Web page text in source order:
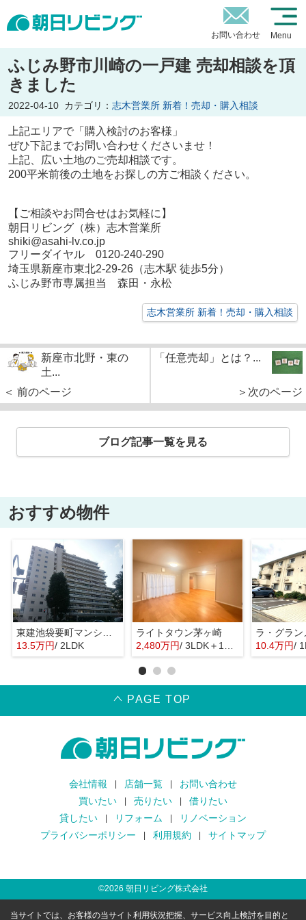
お問い合わせ Menu
ふじみ野市川崎の一戸建 売却相談を頂
きました
2022-04-10 カテゴリ： 志木営業所 新着！売却・購入相談
上記エリアで「購入検討のお客様」
ぜひ下記までお問い合わせくださいませ！
上記、広い土地のご売却相談です。
200平米前後の土地をお探しの方ご相談ください。
【ご相談やお問合せはお気軽に】
朝日リビング（株）志木営業所
shiki@asahi-lv.co.jp
フリーダイヤル 0120-240-290
埼玉県新座市東北2-29-26（志木駅 徒歩5分）
ふじみ野市専属担当 森田・永松
志木営業所 新着！売却・購入相談
新座市北野・東の
土...
＜ 前のページ
「任意売却」とは？...
＞次のページ
ブログ記事一覧を見る
おすすめ物件
13.5万円/ 2LDK
ライトタウン茅ヶ崎
2,480万円/ 3LDK＋1S(納戸)
ラ・グラン
10.4万円/
PAGE TOP
会社情報 店舗一覧
お問い合わせ
買いたい
売りたい
借りたい
貸したい
リフォーム
リノベーション
プライバシーポリシー
利用規約 サイトマップ
©2026 朝日リビング株式会社
当サイトでは、お客様の当サイト利用状況把握、サービス向上検討を目的と